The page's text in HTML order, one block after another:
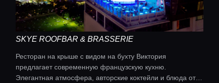
SKYE ROOFBAR & BRASSERIE
Ресторан на крыше с видом на бухту Виктория
предлагает современную французскую кухню.
Элегантная атмосфера, авторские коктейли и блюда от